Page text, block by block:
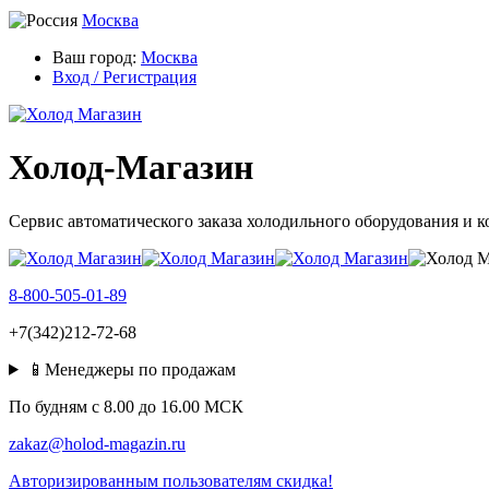
Москва
Ваш город: Москва
Вход / Регистрация
Холод-Магазин
Сервис автоматического заказа холодильного оборудования и
8-800-505-01-89
+7(342)212-72-68
📱Менеджеры по продажам
По будням c 8.00 до 16.00 МСК
zakaz@holod-magazin.ru
Авторизированным пользователям скидка!